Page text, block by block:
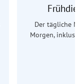
Der tägliche
Morgen,